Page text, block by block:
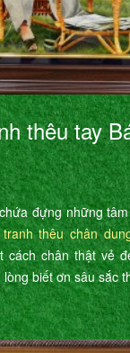
thêu tay
đựng những
tranh thêu chân
cách chân thật vẻ
biết ơn sâu sắc